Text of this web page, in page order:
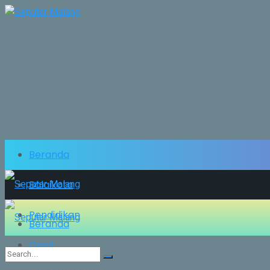
Beranda
Balaikota
Pendidikan
Opini
Beranda
Balaikota